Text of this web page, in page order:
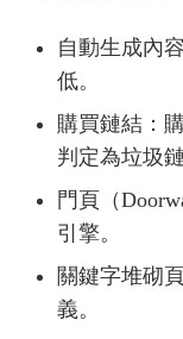
自動生成內
低。
購買鏈結：
判定為垃圾鏈
門頁（
引擎。
關鍵字堆砌
義。